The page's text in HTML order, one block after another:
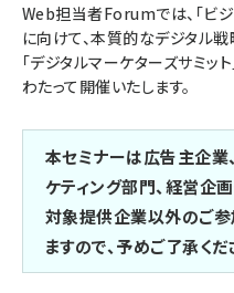
Web担当者Forumでは、「ビ
に向けて、本質的なデジタル
「デジタルマーケターズサミッ
わたって開催いたします。
本セミナーは広告主企業
ケティング部門、経営企
対象提供企業以外のご参
ますので、予めご了承くだ